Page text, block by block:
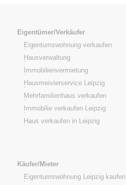
Eigentümer/Verkäufer
Eigentumswohnung verkaufen
Hausverwaltung
Immobilienvermietung
Hausmeisterservice Leipzig
Mehrfamilienhaus verkaufen
Immobilie verkaufen Leipzig
Haus verkaufen in Leipzig
Käufer/Mieter
Eigentumswohnung Leipzig kaufen